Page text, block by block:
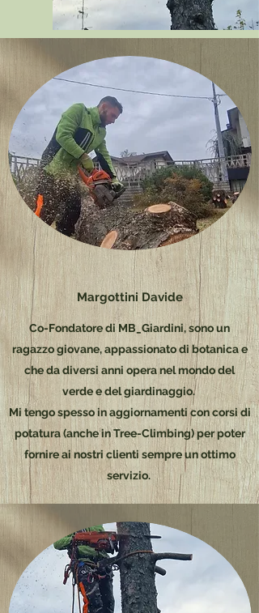
Margottini Davide
Co-Fondatore di MB_Giardini, sono un
ragazzo giovane, appassionato di botanica e
che da diversi anni opera nel mondo del
verde e del giardinaggio.
Mi tengo spesso in aggiornamenti con corsi di
potatura (anche in Tree-Climbing) per poter
fornire ai nostri clienti sempre un ottimo
servizio.